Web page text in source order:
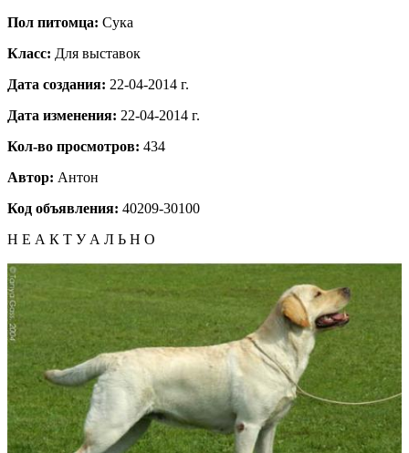
Пол питомца: Сука
Класс: Для выставок
Дата создания: 22-04-2014 г.
Дата изменения: 22-04-2014 г.
Кол-во просмотров: 434
Автор: Антон
Код объявления: 40209-30100
Н Е А К Т У А Л Ь Н О